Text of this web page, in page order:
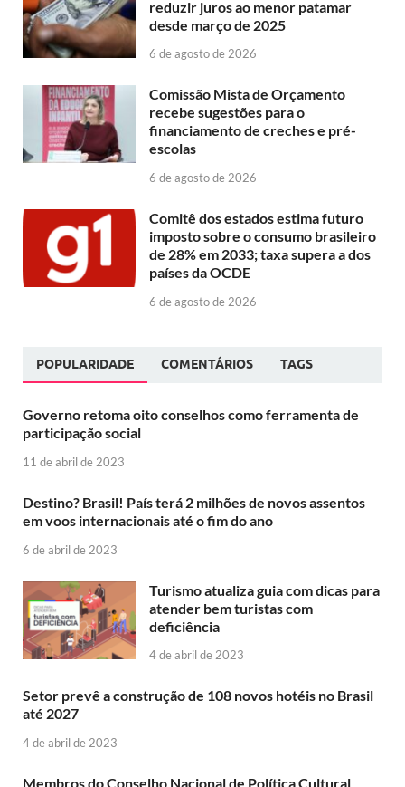
reduzir juros ao menor patamar
desde março de 2025
6 de agosto de 2026
Comissão Mista de Orçamento
recebe sugestões para o
financiamento de creches e pré-
escolas
6 de agosto de 2026
Comitê dos estados estima futuro
imposto sobre o consumo brasileiro
de 28% em 2033; taxa supera a dos
países da OCDE
6 de agosto de 2026
POPULARIDADE COMENTÁRIOS TAGS
Governo retoma oito conselhos como ferramenta de
participação social
11 de abril de 2023
Destino? Brasil! País terá 2 milhões de novos assentos
em voos internacionais até o fim do ano
6 de abril de 2023
Turismo atualiza guia com dicas para
atender bem turistas com
deficiência
4 de abril de 2023
Setor prevê a construção de 108 novos hotéis no Brasil
até 2027
4 de abril de 2023
Membros do Conselho Nacional de Política Cultural